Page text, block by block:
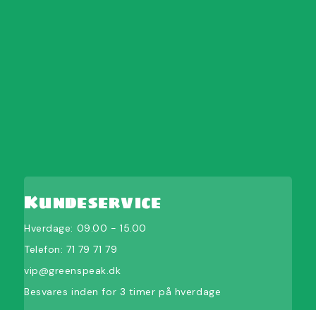
Kundeservice
Hverdage: 09.00 - 15.00
Telefon:71 79 71 79
vip@greenspeak.dk
Besvares inden for 3 timer på hverdage